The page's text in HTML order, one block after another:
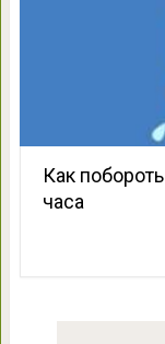
Как
часа